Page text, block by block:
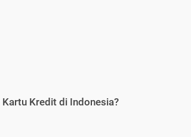
Kredit di Indonesia?